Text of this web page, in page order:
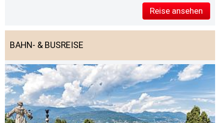
Reise ansehen
BAHN- & BUSREISE